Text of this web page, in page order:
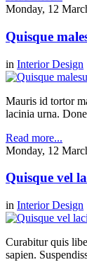
Monday, 12
Quisque
in Interior Design
Mauris id tortor
lacinia urna.
Read more...
Monday, 12
Quisque vel
in Interior Design
Curabitur quis
sapien.